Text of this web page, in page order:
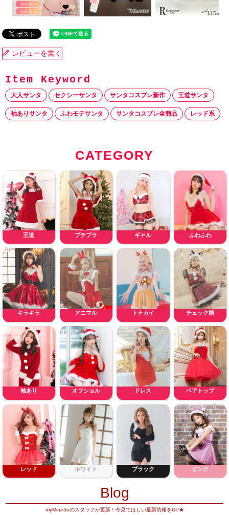
レビューを書く
大人サンタ セクシーサンタ サンタコスプレ新作 王道サンタ
袖ありサンタ ふわモテサンタ サンタコスプレ全商品 レッド系
CATEGORY
王道 プチプラ ギャル ふわふわ
キラキラ アニマル トナカイ チェック柄
袖あり オフショル ドレス ベアトップ
レッド ホワイト ブラック ピンク
Blog
myMinetteのスタッフが更新！今見てほしい最新情報をUP★